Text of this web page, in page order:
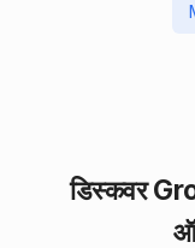
डिस्कवर